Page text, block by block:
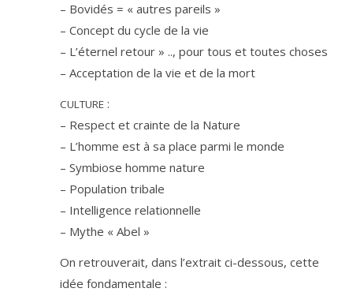
– Bovidés = « autres pareils »
– Concept du cycle de la vie
– L’éternel retour » .., pour tous et toutes choses
– Acceptation de la vie et de la mort
CULTURE :
– Respect et crainte de la Nature
– L’homme est à sa place par­mi le monde
– Symbiose homme nature
– Population tribale
– Intelligence relationnelle
– Mythe « Abel »
On retrou­ve­rait, dans l’ex­trait ci-des­sous, cette
idée fondamentale :